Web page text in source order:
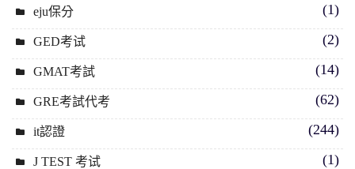
eju保分 (1)
GED考试 (2)
GMAT考試 (14)
GRE考試代考 (62)
it認證 (244)
J TEST 考试 (1)